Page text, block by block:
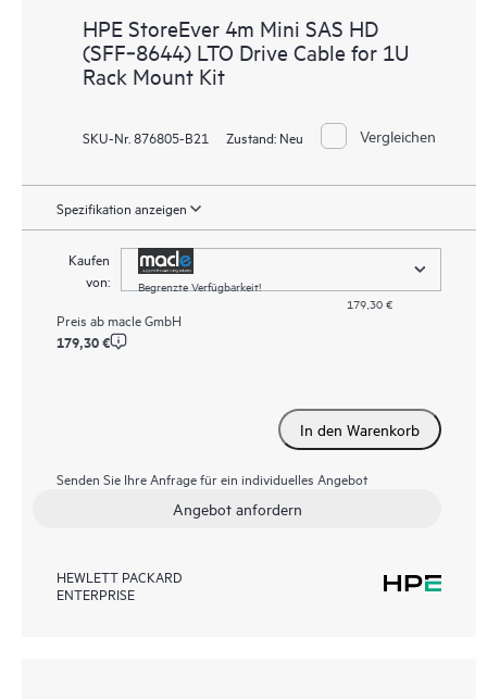
HPE StoreEver 4m Mini SAS HD
(SFF‑8644) LTO Drive Cable for 1U
Rack Mount Kit
SKU-Nr. 876805-B21 Zustand: Neu Vergleichen
Spezifikation anzeigen
Kaufen
von:
Begrenzte Verfügbarkeit!
179,30 €
Preis ab macle GmbH
179,30 €
In den Warenkorb
Senden Sie Ihre Anfrage für ein individuelles Angebot
Angebot anfordern
HEWLETT PACKARD
ENTERPRISE